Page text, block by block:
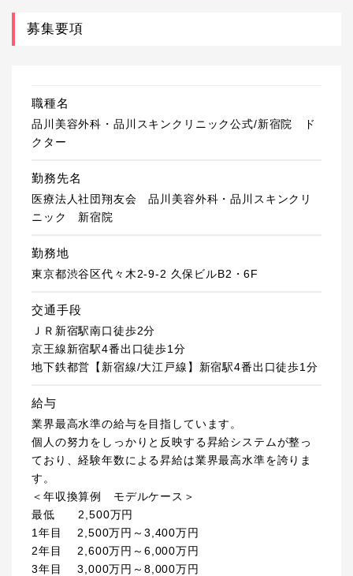
募集要項
職種名
品川美容外科・品川スキンクリニック公式/新宿院 ド
クター
勤務先名
医療法人社団翔友会 品川美容外科・品川スキンクリ
ニック 新宿院
勤務地
東京都渋谷区代々木2-9-2 久保ビルB2・6F
交通手段
ＪＲ新宿駅南口徒歩2分
京王線新宿駅4番出口徒歩1分
地下鉄都営【新宿線/大江戸線】新宿駅4番出口徒歩1分
給与
業界最高水準の給与を目指しています。
個人の努力をしっかりと反映する昇給システムが整っ
ており、経験年数による昇給は業界最高水準を誇りま
す。
＜年収換算例 モデルケース＞
最低 2,500万円
1年目 2,500万円～3,400万円
2年目 2,600万円～6,000万円
3年目 3,000万円～8,000万円